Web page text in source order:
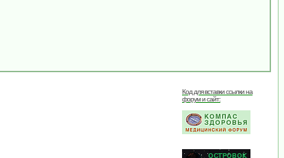
Код для вставки ссылки на
форум и сайт: